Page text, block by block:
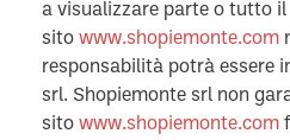
a visualizzare parte o tutto il
sito www.shopiemonte.com
responsabilità potrà essere
srl. Shopiemonte srl non
sito www.shopiemonte.com